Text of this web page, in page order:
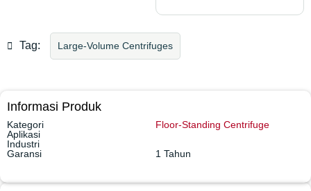
Tag: Large-Volume Centrifuges
Informasi Produk
Kategori
Floor-Standing Centrifuge
Aplikasi
Industri
Garansi
1 Tahun